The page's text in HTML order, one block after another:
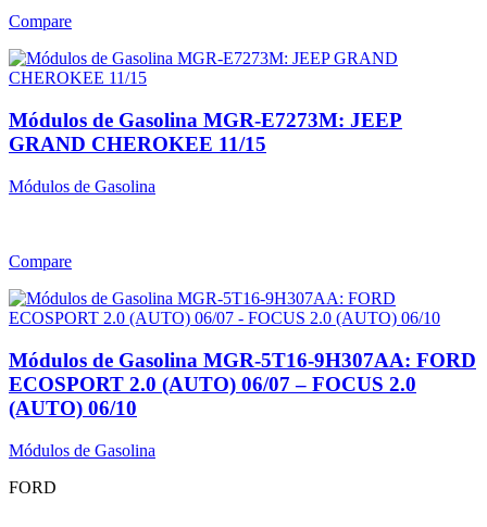
Compare
Módulos de Gasolina MGR-E7273M: JEEP
GRAND CHEROKEE 11/15
Módulos de Gasolina
Compare
Módulos de Gasolina MGR-5T16-9H307AA: FORD
ECOSPORT 2.0 (AUTO) 06/07 – FOCUS 2.0
(AUTO) 06/10
Módulos de Gasolina
FORD